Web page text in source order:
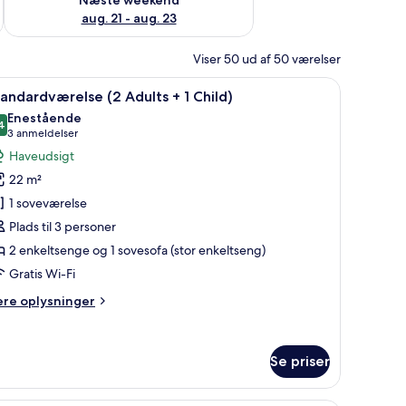
aug. 21 - aug. 23
Viser 50 ud af 50 værelser
med et bord og stole, en fletstol og havudsigt.
Et hotelværelse med en stor seng, en stol,
3 (2 Adults + 1 Child)
ud af 10
Enestående
3 anmeldelser
(3
anmeldelser)
Haveudsigt
22 m²
1 soveværelse
Plads til 3 personer
2 enkeltsenge og 1 sovesofa (stor enkeltseng)
Gratis Wi-Fi
oplysninger
Se priser